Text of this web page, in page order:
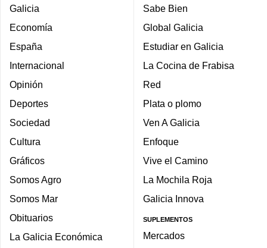
Galicia
Economía
España
Internacional
Opinión
Deportes
Sociedad
Cultura
Gráficos
Somos Agro
Somos Mar
Obituarios
La Galicia Económica
Sabe Bien
Global Galicia
Estudiar en Galicia
La Cocina de Frabisa
Red
Plata o plomo
Ven A Galicia
Enfoque
Vive el Camino
La Mochila Roja
Galicia Innova
SUPLEMENTOS
Mercados